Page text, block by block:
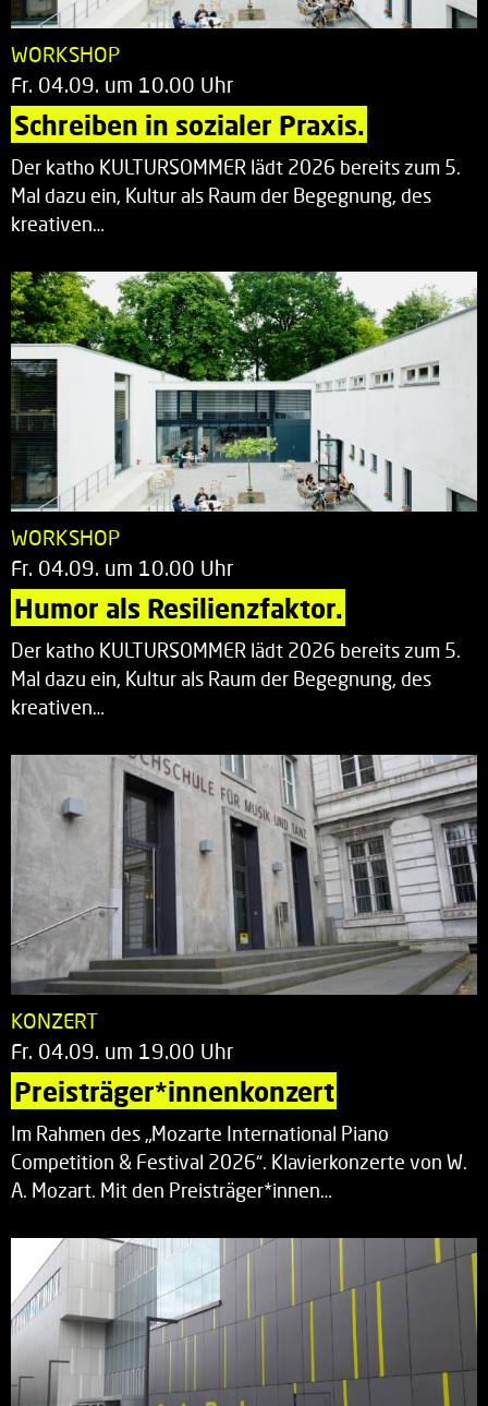
WORKSHOP
Fr. 04.09. um 10.00 Uhr
Schreiben in sozialer Praxis.
Der katho KULTURSOMMER lädt 2026 bereits zum 5.
Mal dazu ein, Kultur als Raum der Begegnung, des
kreativen…
WORKSHOP
Fr. 04.09. um 10.00 Uhr
Humor als Resilienzfaktor.
Der katho KULTURSOMMER lädt 2026 bereits zum 5.
Mal dazu ein, Kultur als Raum der Begegnung, des
kreativen…
KONZERT
Fr. 04.09. um 19.00 Uhr
Preisträger*innenkonzert
Im Rahmen des „Mozarte International Piano
Competition & Festival 2026“. Klavierkonzerte von W.
A. Mozart. Mit den Preisträger*innen…